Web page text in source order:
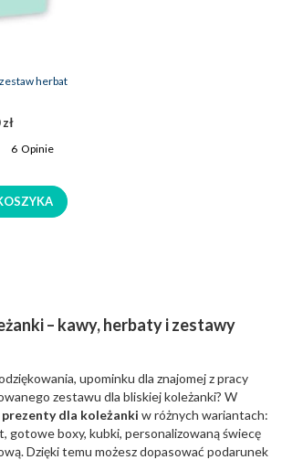
herbat
6Opinie
– kawy, herbaty i zestawy
upominku dla znajomej z pracy
zestawu dla bliskiej koleżanki? W
prezenty dla koleżanki w różnych wariantach:
gotowe boxy, kubki, personalizowaną świecę
Dzięki temu możesz dopasować podarunek